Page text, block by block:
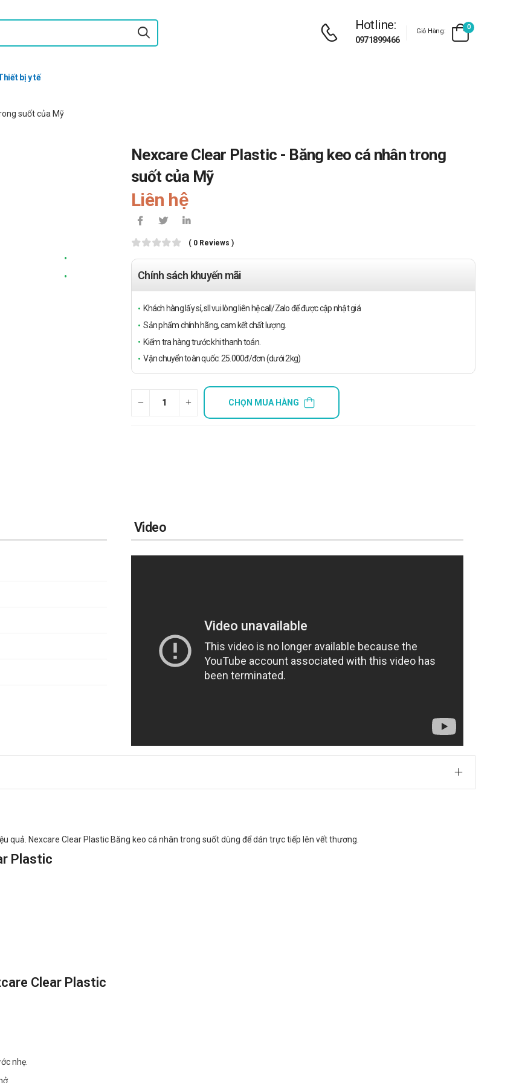
Hotline:
0971899466
Giỏ Hàng:
0
bị y tế
suốt của Mỹ
Nexcare Clear Plastic - Băng keo cá nhân trong
suốt của Mỹ
Liên hệ
( 0 Reviews )
Chính sách khuyến mãi
Khách hàng lấy sỉ, sll vui lòng liên hệ call/Zalo để được cập nhật giá
Sản phẩm chính hãng, cam kết chất lượng.
Kiểm tra hàng trước khi thanh toán.
Vận chuyển toàn quốc: 25.000đ/đơn (dưới 2kg)
CHỌN MUA HÀNG
Video
quả. Nexcare Clear Plastic Băng keo cá nhân trong suốt dùng để dán trực tiếp lên vết thương.
Plastic
Clear Plastic
nhẹ.